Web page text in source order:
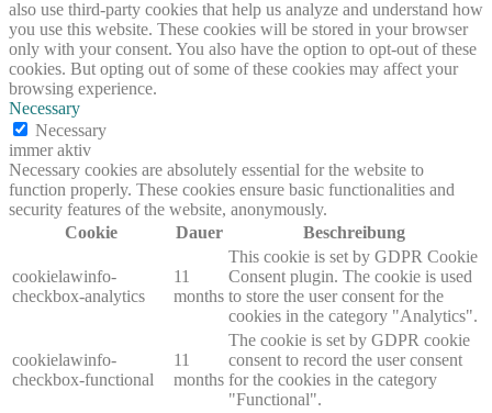
also use third-party cookies that help us analyze and understand how
you use this website. These cookies will be stored in your browser
only with your consent. You also have the option to opt-out of these
cookies. But opting out of some of these cookies may affect your
browsing experience.
Necessary
Necessary
immer aktiv
Necessary cookies are absolutely essential for the website to
function properly. These cookies ensure basic functionalities and
security features of the website, anonymously.
Cookie
Dauer Beschreibung
cookielawinfo-
checkbox-analytics
11
months
This cookie is set by GDPR Cookie
Consent plugin. The cookie is used
to store the user consent for the
cookies in the category "Analytics".
cookielawinfo-
checkbox-functional
11
months
The cookie is set by GDPR cookie
consent to record the user consent
for the cookies in the category
"Functional".